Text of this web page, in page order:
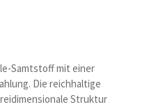
Samtstoff mit einer
Die reichhaltige
Struktur